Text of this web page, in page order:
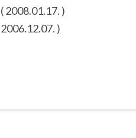
( 2008.01.17. )
2006.12.07. )